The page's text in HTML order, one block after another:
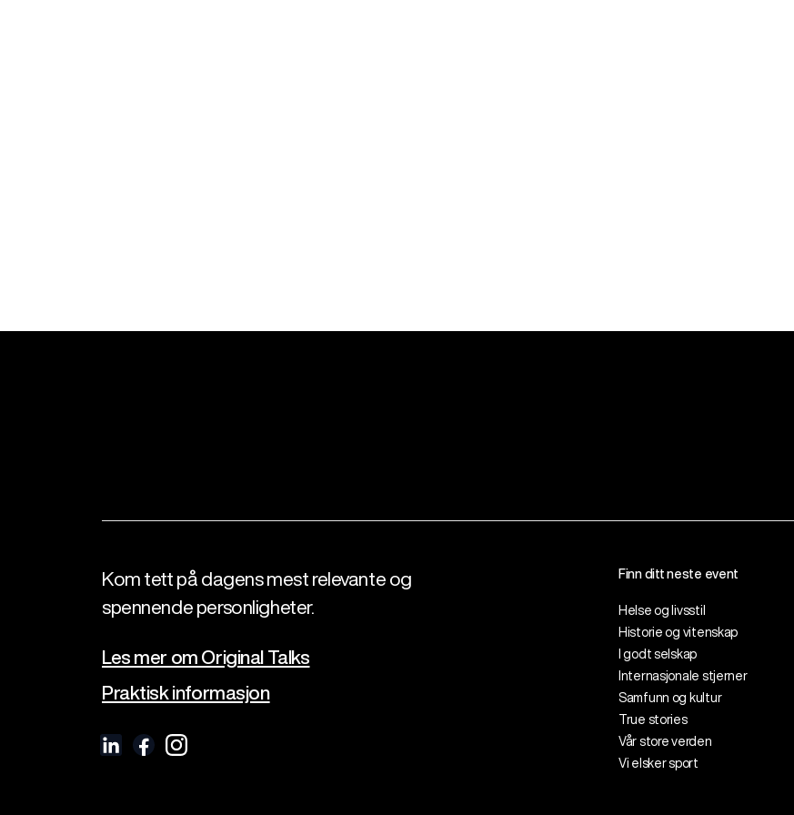
Kom tett på dagens mest relevante og
spennende personligheter.
Les mer om Original Talks
Praktisk informasjon
Finn ditt neste event
Helse og livsstil
Historie og vitenskap
I godt selskap
Internasjonale stjerner
Samfunn og kultur
True stories
Vår store verden
Vi elsker sport